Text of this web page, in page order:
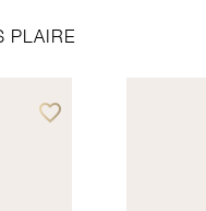
PLAIRE
favorite_borderAjouter à vos favoris